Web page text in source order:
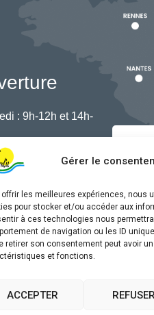
Gérer le
offrir les meilleures expériences,
pour stocker et/ou accéder aux
à ces technologies nous
de navigation ou les ID
retirer son consentement peut avoir
et fonctions.
ACCEPTER REFUSER
: 9h-12h et 14h-
Accessibilité Plan du site